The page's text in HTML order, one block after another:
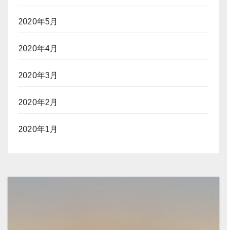
2020年5月
2020年4月
2020年3月
2020年2月
2020年1月